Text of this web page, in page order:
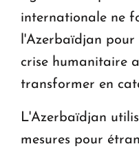
internationale ne
l'Azerbaïdjan pour
crise humanitaire
transformer en
L'Azerbaïdjan
mesures pour